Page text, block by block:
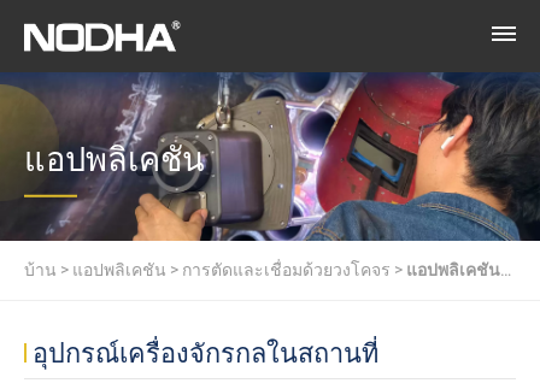
แอปพลิเคชัน
บ้าน > แอปพลิเคชัน > การตัดและเชื่อมด้วยวงโคจร > แอปพลิเคชัน
อุปกรณ์เครื่องจักรกลในสถานที่